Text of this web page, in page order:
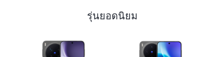
รุ่นยอดนิยม